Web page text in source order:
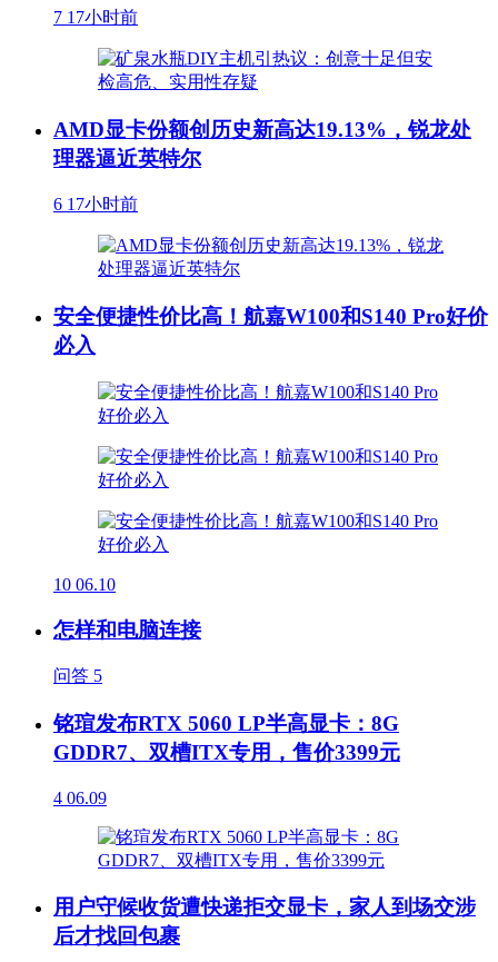
7 17小时前
AMD显卡份额创历史新高达19.13%，锐龙处
理器逼近英特尔
6 17小时前
安全便捷性价比高！航嘉W100和S140 Pro好价
必入
10 06.10
怎样和电脑连接
问答 5
铭瑄发布RTX 5060 LP半高显卡：8G
GDDR7、双槽ITX专用，售价3399元
4 06.09
用户守候收货遭快递拒交显卡，家人到场交涉
后才找回包裹